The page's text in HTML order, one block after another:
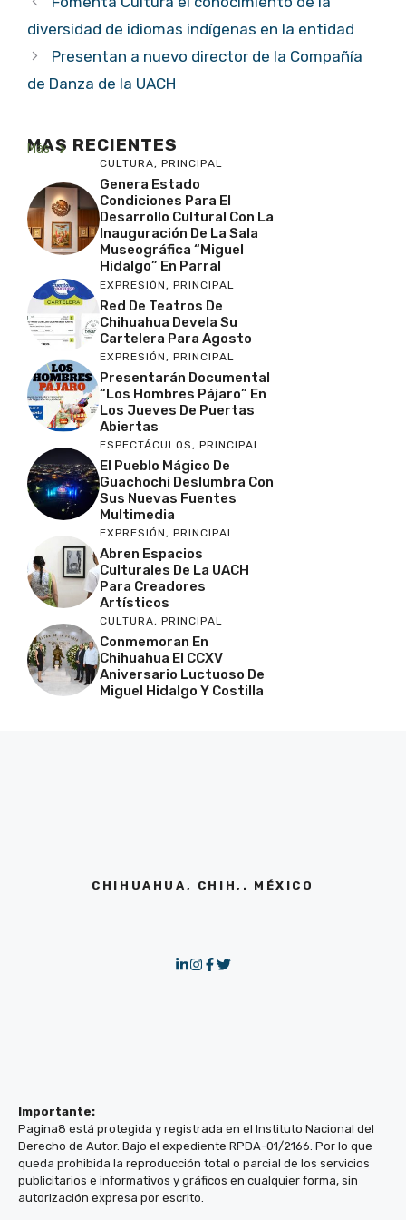
diversidad de idiomas indígenas en la entidad
Presentan a nuevo director de la Compañía
de Danza de la UACH
MAS RECIENTES
Más
CULTURA, PRINCIPAL
Genera Estado
Condiciones Para El
Desarrollo Cultural Con La
Inauguración De La Sala
Museográfica “Miguel
Hidalgo” En Parral
EXPRESIÓN , PRINCIPAL
Red De Teatros De
Chihuahua Devela Su
Cartelera Para Agosto
EXPRESIÓN, PRINCIPAL
Presentarán Documental
“Los Hombres Pájaro” En
Los Jueves De Puertas
Abiertas
ESPECTÁCULOS, PRINCIPAL
El Pueblo Mágico De
Guachochi Deslumbra Con
Sus Nuevas Fuentes
Multimedia
EXPRESIÓN, PRINCIPAL
Abren Espacios
Culturales De La UACH
Para Creadores
Artísticos
CULTURA, PRINCIPAL
Conmemoran En
Chihuahua El CCXV
Aniversario Luctuoso De
Miguel Hidalgo Y Costilla
CHIHUAHUA, CHIH,. MÉXICO
Importante:
Pagina8 está protegida y registrada en el Instituto Nacional del
Derecho de Autor. Bajo el expediente RPDA-01/2166. Por lo que
queda prohibida la reproducción total o parcial de los servicios
publicitarios e informativos y gráficos en cualquier forma, sin
autorización expresa por escrito.